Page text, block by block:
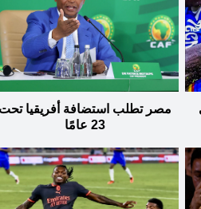
مصر تطلب استضافة أفريقيا تحت
23 عامًا